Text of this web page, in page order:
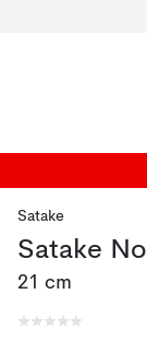
Satake
Satake
21 cm